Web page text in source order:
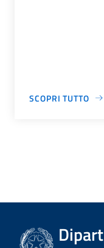
SCOPRI TUTTO